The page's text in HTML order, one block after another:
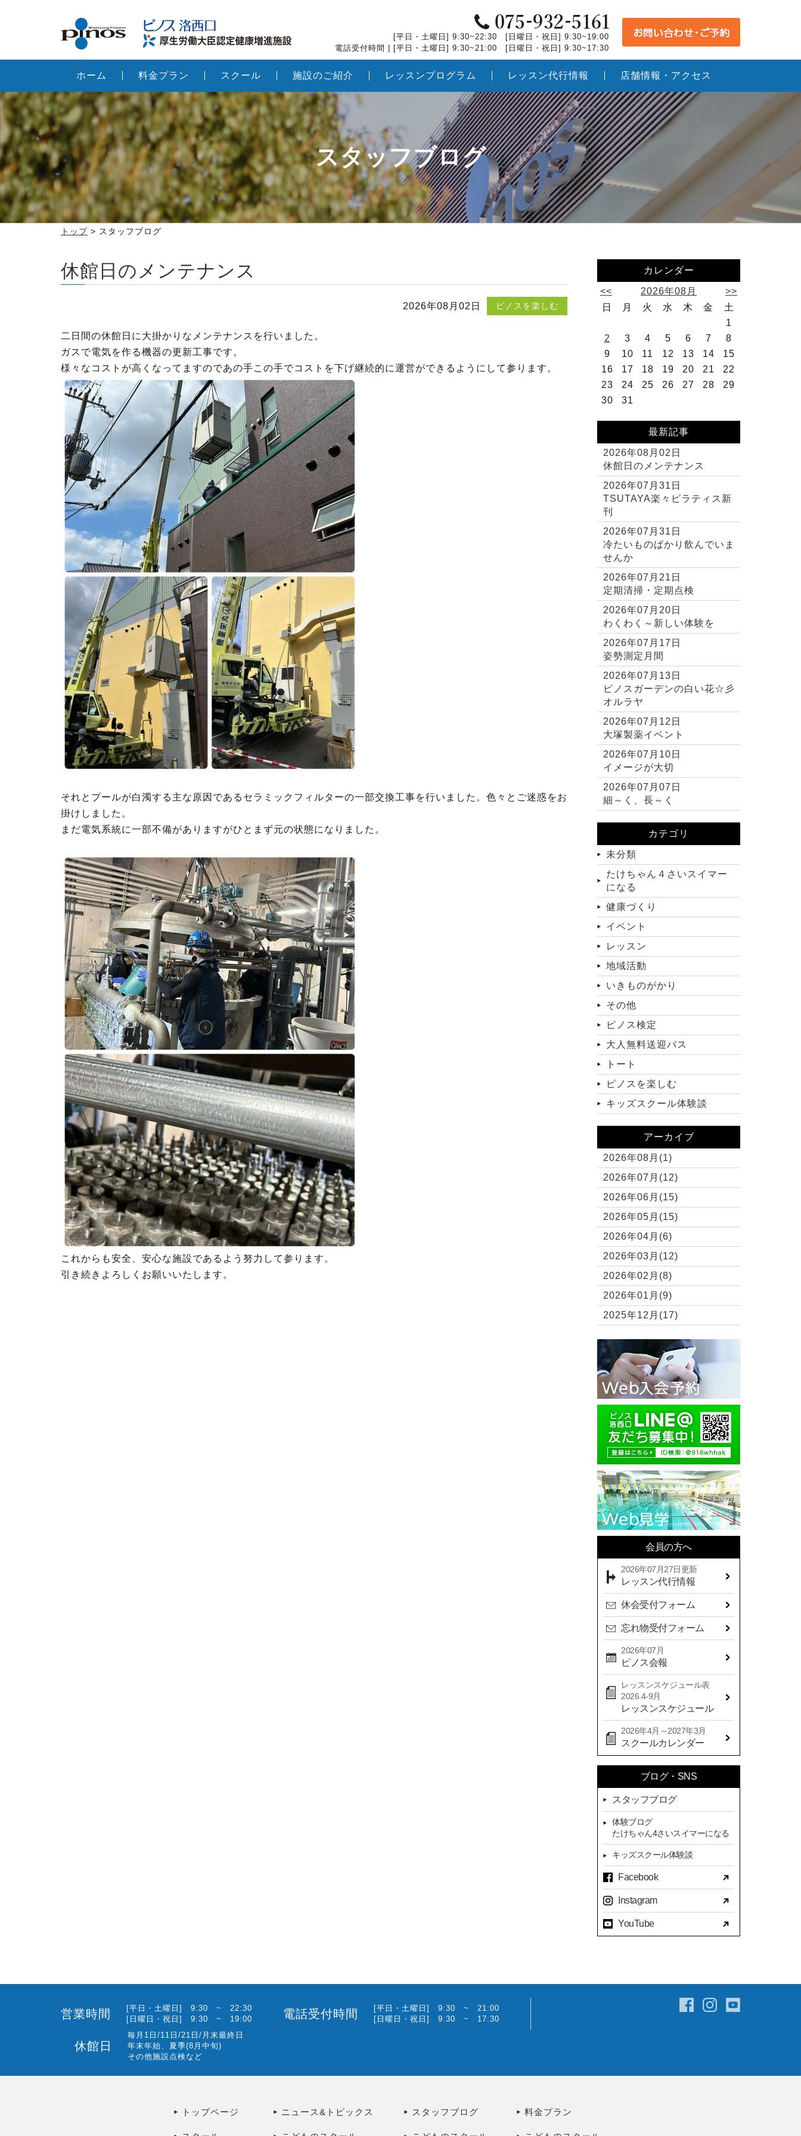
[平日・土曜日] 9:30~22:30 [日曜日・祝日] 9:30~19:00
電話受付時間 | [平日・土曜日] 9:30~21:00 [日曜日・祝日] 9:30~17:30
ホーム 料金プラン スクール 施設のご紹介 レッスンプログラム レッスン代行情報 店舗情報・アクセス
トップ > スタッフブログ
スタッフブログ
休館日のメンテナンス
ピノスを楽しむ
2026年08月02日
二日間の休館日に大掛かりなメンテナンスを行いました。
ガスで電気を作る機器の更新工事です。
様々なコストが高くなってますのであの手この手でコストを下げ継続的に運営ができるようにして参ります。
それとプールが白濁する主な原因であるセラミックフィルターの一部交換工事を行いました。色々とご迷惑をお
掛けしました。
まだ電気系統に一部不備がありますがひとまず元の状態になりました。
これからも安全、安心な施設であるよう努力して参ります。
引き続きよろしくお願いいたします。
カレンダー
<< 2026年08月
>>
日
月 火 水 木 金
土
1
2
3 4 5 6 7
8
9
10 11 12 13 14
15
16
17 18 19 20 21
22
23
24 25 26 27 28
29
30
31
最新記事
2026年08月02日
休館日のメンテナンス
2026年07月31日
TSUTAYA楽々ピラティス新
刊
2026年07月31日
冷たいものばかり飲んでいま
せんか
2026年07月21日
定期清掃・定期点検
2026年07月20日
わくわく～新しい体験を
2026年07月17日
姿勢測定月間
2026年07月13日
ピノスガーデンの白い花☆彡
オルラヤ
2026年07月12日
大塚製薬イベント
2026年07月10日
イメージが大切
2026年07月07日
細～く、長～く
カテゴリ
未分類
たけちゃん４さいスイマー
になる
健康づくり
イベント
レッスン
地域活動
いきものがかり
その他
ピノス検定
大人無料送迎バス
トート
ピノスを楽しむ
キッズスクール体験談
アーカイブ
2026年08月(1)
2026年07月(12)
2026年06月(15)
2026年05月(15)
2026年04月(6)
2026年03月(12)
2026年02月(8)
2026年01月(9)
2025年12月(17)
2025年10月(11)
2025年09月(10)
2025年08月(7)
2025年07月(10)
2025年06月(13)
2025年05月(17)
2025年04月(19)
2025年03月(10)
2025年02月(9)
2025年01月(14)
2024年12月(14)
2024年11月(19)
2024年09月(15)
2024年08月(21)
2024年07月(20)
2024年06月(29)
2024年05月(22)
2024年04月(20)
2024年03月(16)
2024年02月(7)
2024年01月(8)
2023年12月(14)
2023年11月(13)
2023年10月(9)
2023年09月(10)
2023年08月(9)
2023年07月(17)
2023年06月(9)
2023年05月(11)
2023年02月(8)
会員の方へ
2026年07月27日更新
レッスン代行情報
休会受付フォーム
忘れ物受付フォーム
2026年07月
ピノス会報
レッスンスケジュール表
2026.4-9月
レッスンスケジュール
2026年4月～2027年3月
スクールカレンダー
ブログ・SNS
スタッフブログ
体験ブログ
たけちゃん4さいスイマーになる
キッズスクール体験談
Facebook
Instagram
YouTube
営業時間
[平日・土曜日] 9:30 ~ 22:30
[日曜日・祝日] 9:30 ~ 19:00
電話受付時間
[平日・土曜日] 9:30 ~ 21:00
[日曜日・祝日] 9:30 ~ 17:30
休館日
毎月1日/11日/21日/月末最終日
年末年始、夏季(8月中旬)
その他施設点検など
トップページ ニュース&トピックス スタッフブログ 料金プラン